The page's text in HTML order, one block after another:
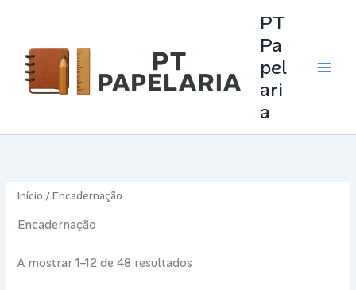
content
PT
Pa
pel
ari
a
Início / Encadernação
Encadernação
A mostrar 1–12 de 48 resultados